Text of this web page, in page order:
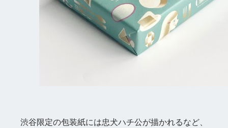
渋谷限定の包装紙には忠犬ハチ公が描かれるなど、